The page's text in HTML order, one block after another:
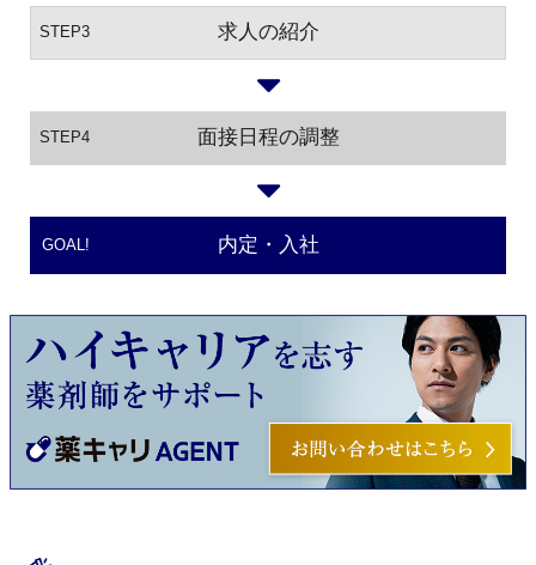
STEP3 求人の紹介
STEP4 面接日程の調整
GOAL! 内定・入社